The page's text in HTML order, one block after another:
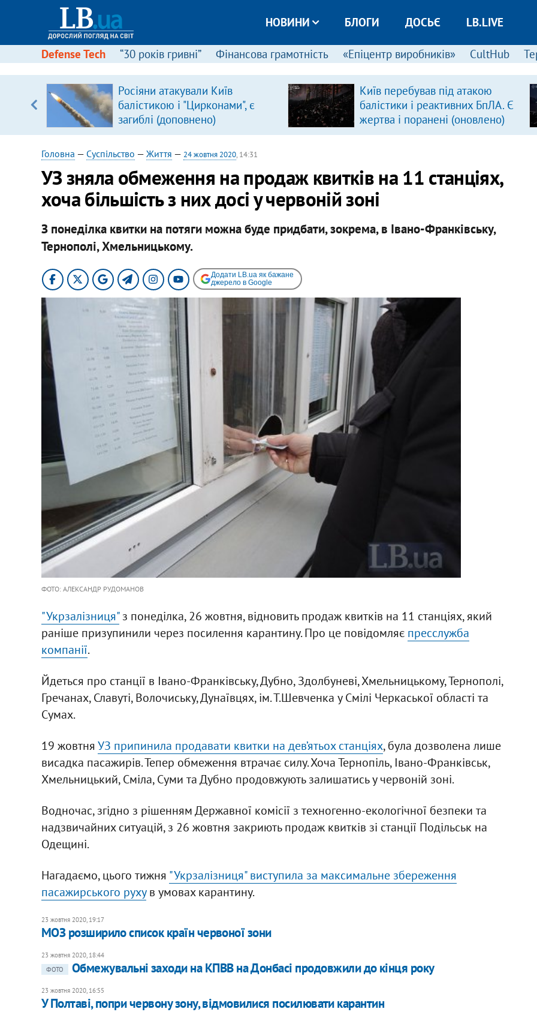
НОВИНИ БЛОГИ ДОСЬЄ LB.LIVE
Defense Tech “30 років гривні” Фінансова грамотність «Епіцентр виробників» CultHub
Росіяни атакували Київ
балістикою і "Цирконами", є
загиблі (доповнено)
Київ перебував під атакою
балістики і реактивних БпЛА. Є
жертва і поранені (оновлено)
Головна — Суспільство — Життя — 24 жовтня 2020, 14:31
УЗ зняла обмеження на продаж квитків на 11 станціях,
хоча більшість з них досі у червоній зоні
З понеділка квитки на потяги можна буде придбати, зокрема, в Івано-Франківську,
Тернополі, Хмельницькому.
Додати LB.ua як бажане
джерело в Google
ФОТО: АЛЕКСАНДР РУДОМАНОВ
"Укрзалізниця"з понеділка, 26 жовтня, відновить продаж квитків на 11 станціях, який
раніше призупинили через посилення карантину. Про це повідомляє пресслужба
компанії.
Йдеться про станції в Івано-Франківську, Дубно, Здолбуневі, Хмельницькому, Тернополі,
Гречанах, Славуті, Волочиську, Дунаївцях, ім. Т.Шевченка у Смілі Черкаської області та
Сумах.
19 жовтняУЗ припинила продавати квитки на дев’ятьох станціях, була дозволена лише
висадка пасажирів. Тепер обмеження втрачає силу. Хоча Тернопіль, Івано-Франківськ,
Хмельницький, Сміла, Суми та Дубно продовжують залишатись у червоній зоні.
Водночас, згідно з рішенням Державної комісії з техногенно-екологічної безпеки та
надзвичайних ситуацій, з 26 жовтня закриють продаж квитків зі станції Подільськ на
Одещині.
Нагадаємо, цього тижня "Укрзалізниця" виступила за максимальне збереження
пасажирського рухув умовах карантину.
23 жовтня 2020, 19:17
МОЗ розширило список країн червоної зони
23 жовтня 2020, 18:44
ФОТО
Обмежувальні заходи на КПВВ на Донбасі продовжили до кінця року
23 жовтня 2020, 16:55
У Полтаві, попри червону зону, відмовилися посилювати карантин